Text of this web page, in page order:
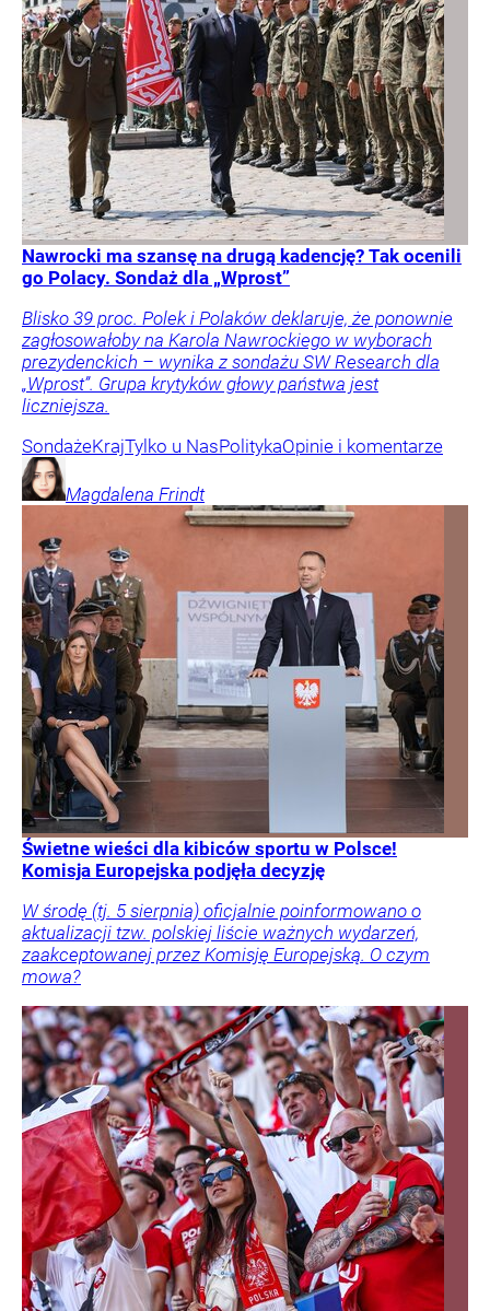
Nawrocki ma szansę na drugą kadencję? Tak ocenili
go Polacy. Sondaż dla „Wprost”
Blisko 39 proc. Polek i Polaków deklaruje, że ponownie
zagłosowałoby na Karola Nawrockiego w wyborach
prezydenckich – wynika z sondażu SW Research dla
„Wprost”. Grupa krytyków głowy państwa jest
liczniejsza.
SondażeKrajTylko u NasPolitykaOpinie i komentarze
Magdalena Frindt
Świetne wieści dla kibiców sportu w Polsce!
Komisja Europejska podjęła decyzję
W środę (tj. 5 sierpnia) oficjalnie poinformowano o
aktualizacji tzw. polskiej liście ważnych wydarzeń,
zaakceptowanej przez Komisję Europejską. O czym
mowa?